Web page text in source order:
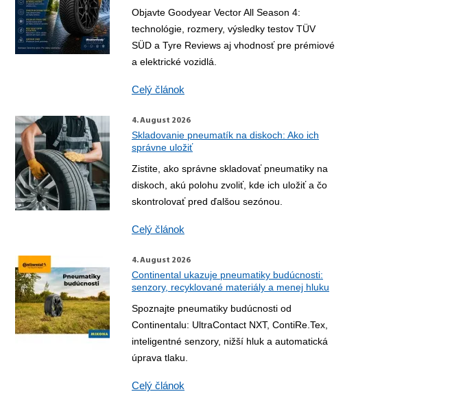
Objavte Goodyear Vector All Season 4:
technológie, rozmery, výsledky testov TÜV
SÜD a Tyre Reviews aj vhodnosť pre prémiové
a elektrické vozidlá.
Celý článok
4. August 2026
Skladovanie pneumatík na diskoch: Ako ich
správne uložiť
Zistite, ako správne skladovať pneumatiky na
diskoch, akú polohu zvoliť, kde ich uložiť a čo
skontrolovať pred ďalšou sezónou.
Celý článok
4. August 2026
Continental ukazuje pneumatiky budúcnosti:
senzory, recyklované materiály a menej hluku
Spoznajte pneumatiky budúcnosti od
Continentalu: UltraContact NXT, ContiRe.Tex,
inteligentné senzory, nižší hluk a automatická
úprava tlaku.
Celý článok